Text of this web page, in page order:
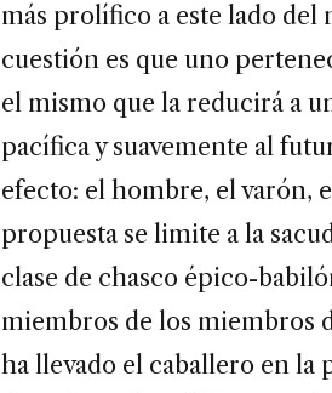
más prolífico a este lado del
cuestión es que uno
el mismo que la reducirá a
pacífica y suavemente al
efecto: el hombre, el varón,
propuesta se limite a la
clase de chasco épico-
miembros de los miembros
ha llevado el caballero en la